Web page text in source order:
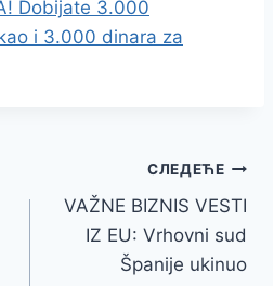
Dobijate 3.000
i 3.000 dinara za
СЛЕДЕЋЕ
VAŽNE BIZNIS VESTI
IZ EU: Vrhovni sud
Španije ukinuo